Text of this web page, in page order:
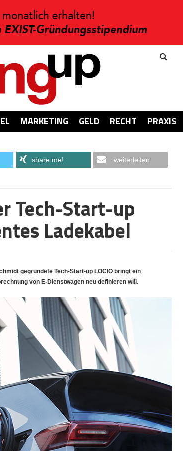
MARKETING GELD RECHT PRAXIS
share me! weiterleiten
Tech-Start-up
Ladekabel
gegründete Tech-Start-up LOCIO bringt ein
von E-Dienstwagen neu definieren will.